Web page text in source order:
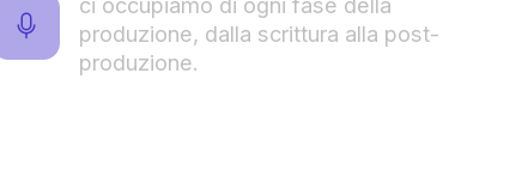
produzione, dalla scrittura alla post-
produzione.